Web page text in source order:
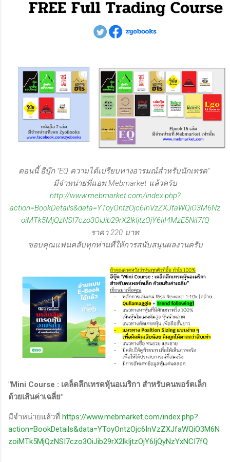
ตอนนี้ อีบุ๊ก "EQ ความได้เปรียบทางอารมณ์สำหรับนักเทรด"
มีจำหน่ายที่แอพ Mebmarket แล้วครับ
http://www.mebmarket.com/index.php?
action=BookDetails&data=YToyOntzOjc6InVzZXJfaWQiO3M6Nz
oiMTk5MjQzNSI7czo3OiJib29rX2lkIjtzOjY6IjI4MzE5NiI7fQ
ราคา 220 บาท
ขอบคุณแฟนคลับทุกท่านที่ให้การสนับสนุนผลงานครับ
"Mini Course : เคล็ดลึกเทรดหุ้นอเมริกา สำหรับคนพอร์ตเล็ก
ด้วยเส้นค่าเฉลี่ย"
มีจำหน่ายแล้วที่ https://www.mebmarket.com/index.php?
action=BookDetails&data=YToyOntzOjc6InVzZXJfaWQiO3M6N
zoiMTk5MjQzNSI7czo3OiJib29rX2lkIjtzOjY6IjQyNzYxNCI7fQ